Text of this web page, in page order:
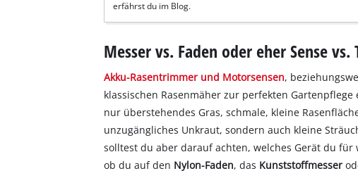
erfährst du im Blog.
Messer vs. Faden oder eher Sense vs.
Akku-Rasentrimmer und Motorsensen,
klassischen Rasenmäher zur perfekten
nur überstehendes Gras, schmale, kleine
unzugängliches Unkraut, sondern auch kleine
solltest du aber darauf achten, welches Gerät du für
ob du auf den Nylon-Faden, das Kunststoffmesser